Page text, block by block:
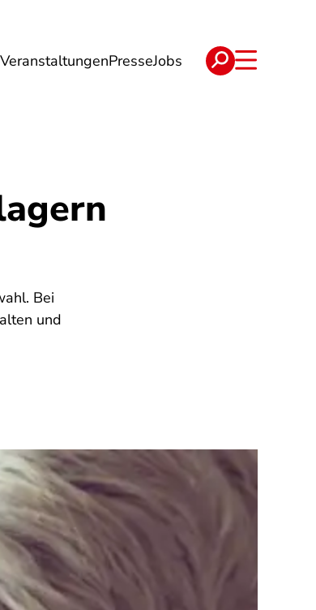
VeranstaltungenPresseJobs
Verträge & Reklamation
Bei
und